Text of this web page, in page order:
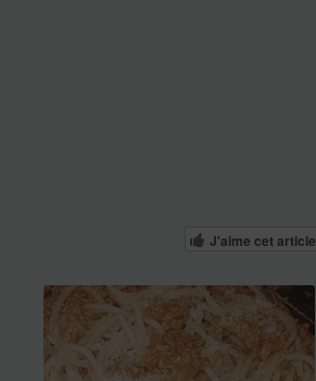
J'aime cet article